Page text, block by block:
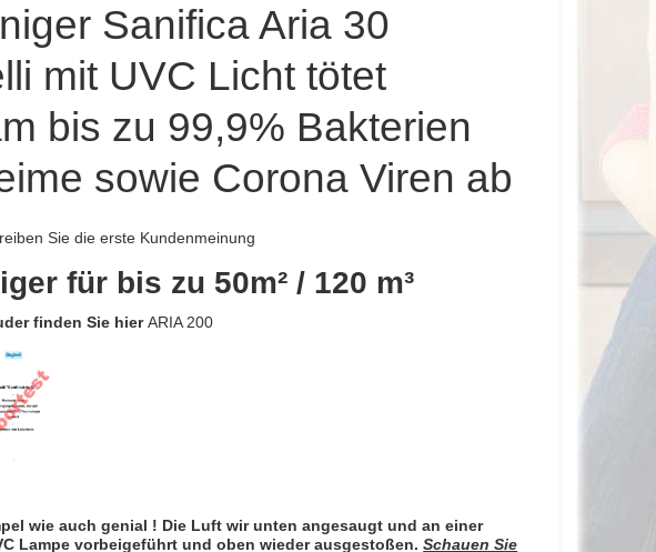
Sanifica Aria 30
mit UVC Licht tötet
bis zu 99,9% Bakterien
sowie Corona Viren ab
Sie die erste Kundenmeinung
für bis zu 50m² / 120 m³
finden Sie hierARIA 200
wie auch genial ! Die Luft wir unten angesaugt und an einer
Lampe vorbeigeführt und oben wieder ausgestoßen.Schauen Sie